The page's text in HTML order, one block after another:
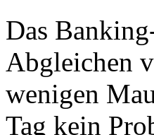
Das
Abgleichen
wenigen
Tag kein